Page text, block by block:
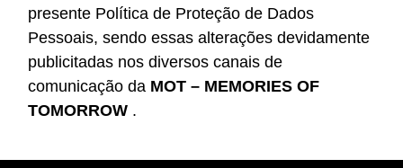
presente Política de Proteção de Dados
Pessoais, sendo essas alterações devidamente
publicitadas nos diversos canais de
comunicação da MOT – MEMORIES OF
TOMORROW .